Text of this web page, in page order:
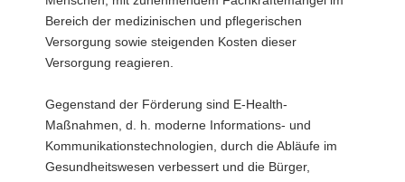
Bereich der medizinischen und pflegerischen
Versorgung sowie steigenden Kosten dieser
Versorgung reagieren.
Gegenstand der Förderung sind E-Health-
Maßnahmen, d. h. moderne Informations- und
Kommunikationstechnologien, durch die Abläufe im
Gesundheitswesen verbessert und die Bürger,